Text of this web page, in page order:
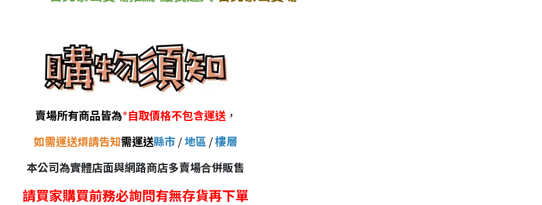
賣場所有商品皆為*自取價格不包含運送，
如需運送煩請告知需運送縣市/地區 /樓層
本公司為實體店面與網路商店多賣場合併販售
請買家購買前務必詢問有無存貨再下單